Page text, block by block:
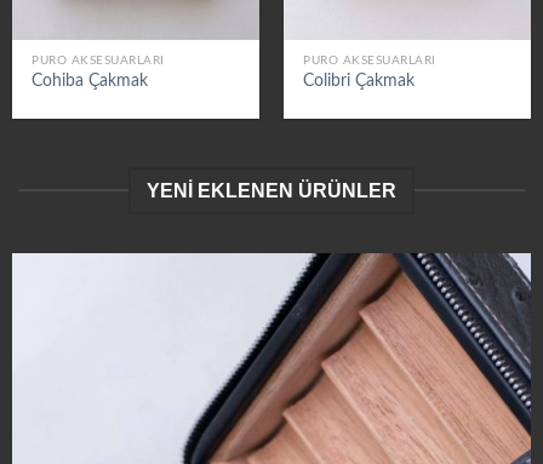
PURO AKSESUARLARI
Cohiba Çakmak
PURO AKSESUARLARI
Colibri Çakmak
YENİ EKLENEN ÜRÜNLER